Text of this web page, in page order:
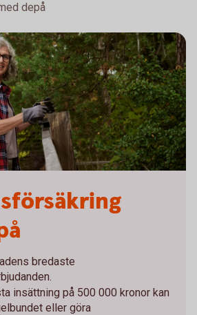
depå
bredaste
insättning på 500 000 kronor kan
eller göra